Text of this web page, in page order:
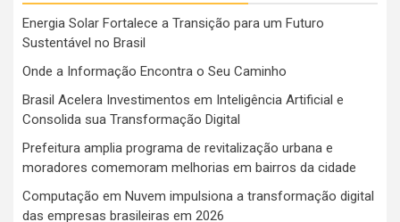
Energia Solar Fortalece a Transição para um Futuro
Sustentável no Brasil
Onde a Informação Encontra o Seu Caminho
Brasil Acelera Investimentos em Inteligência Artificial e
Consolida sua Transformação Digital
Prefeitura amplia programa de revitalização urbana e
moradores comemoram melhorias em bairros da cidade
Computação em Nuvem impulsiona a transformação digital
das empresas brasileiras em 2026